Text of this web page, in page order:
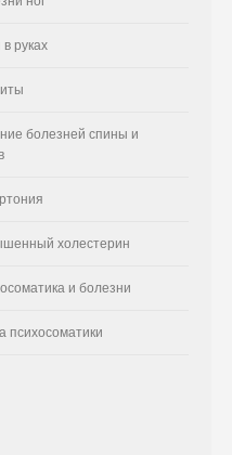
в руках
болезней спины и
холестерин
и болезни
психосоматики